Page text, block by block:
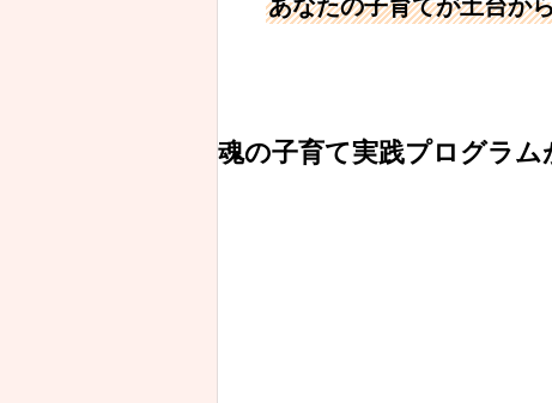
魂の子育て実践プログラ